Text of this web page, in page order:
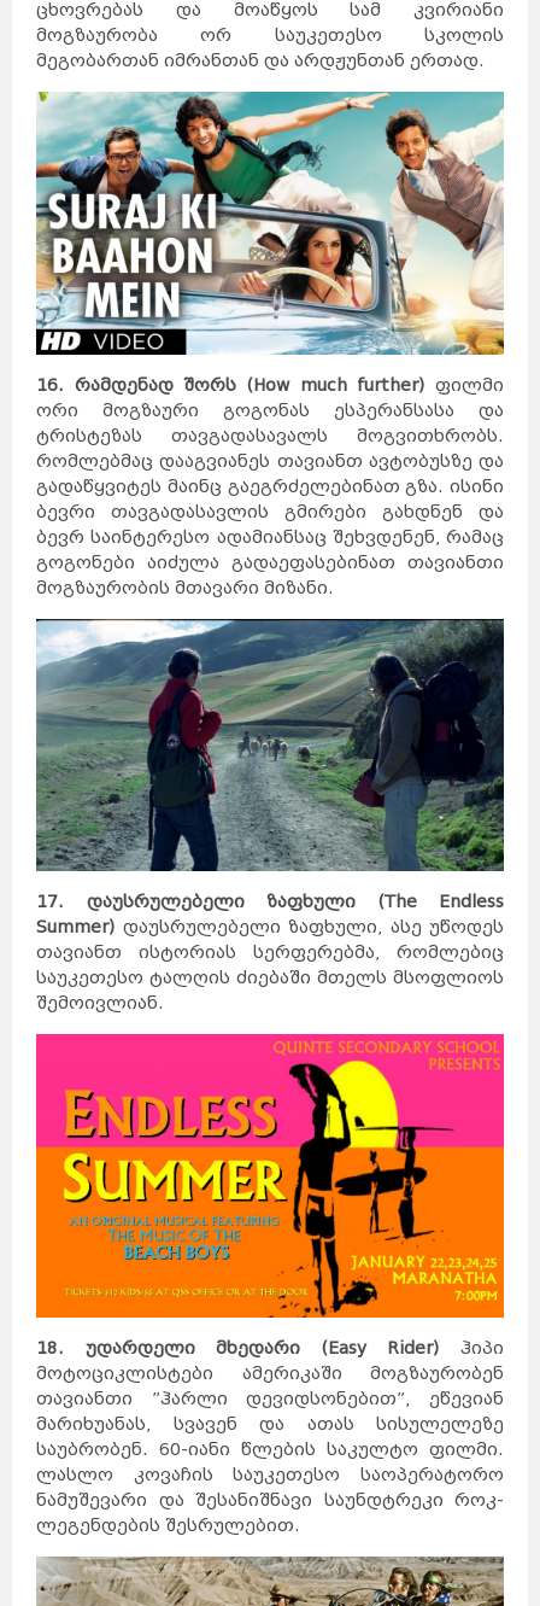
შეიხი
ჰურგადა
ლონდონი
ვროცლავი
ტაო-
კლარჯეთი
კატარი
რეთიმნო
კელნი
სტრასბურგი
მარაქეში
სლოვაკეთი
ბრატისლავა
კამბოჯა
პნომპენი
ბელარუსი
მინსკი
პიზა
ვიეტნამი
რიმინი
პაკისტანი
უზბეკეთი
ჰალკიდიკის
ნახევარკუნძული
კოსტა
ბრავა
მოლდოვა
ჰულჰუმალე
ვილინგილი
ქიშინიოვი
ისლამაბადი
ქარაჩი
ლაჰორი
ქუეტა
მონტე-
ჩანგვონი
ჩიკლაიო
ჰონოლულუ
ნაიპიდო
სუკრე
ლა-
ველინგტონი
აუკლენდი
კრაისტჩერჩი
ცხოვრებას და მოაწყოს სამ კვირიანი
მოგზაურობა ორ საუკეთესო სკოლის
მეგობართან იმრანთან და არდჟუნთან ერთად.
16. რამდენად შორს (How much further) ფილმი
ორი მოგზაური გოგონას ესპერანსასა და
ტრისტეზას თავგადასავალს მოგვითხრობს.
რომლებმაც დააგვიანეს თავიანთ ავტობუსზე და
გადაწყვიტეს მაინც გაეგრძელებინათ გზა. ისინი
ბევრი თავგადასავლის გმირები გახდნენ და
ბევრ საინტერესო ადამიანსაც შეხვდენენ, რამაც
გოგონები აიძულა გადაეფასებინათ თავიანთი
მოგზაურობის მთავარი მიზანი.
17. დაუსრულებელი ზაფხული (The Endless
Summer) დაუსრულებელი ზაფხული, ასე უწოდეს
თავიანთ ისტორიას სერფერებმა, რომლებიც
საუკეთესო ტალღის ძიებაში მთელს მსოფლიოს
შემოივლიან.
18. უდარდელი მხედარი (Easy Rider) ჰიპი
მოტოციკლისტები ამერიკაში მოგზაურობენ
თავიანთი ”ჰარლი დევიდსონებით”, ეწევიან
მარიხუანას, სვავენ და ათას სისულელეზე
საუბრობენ. 60-იანი წლების საკულტო ფილმი.
ლასლო კოვაჩის საუკეთესო საოპერატორო
ნამუშევარი და შესანიშნავი საუნდტრეკი როკ-
ლეგენდების შესრულებით.